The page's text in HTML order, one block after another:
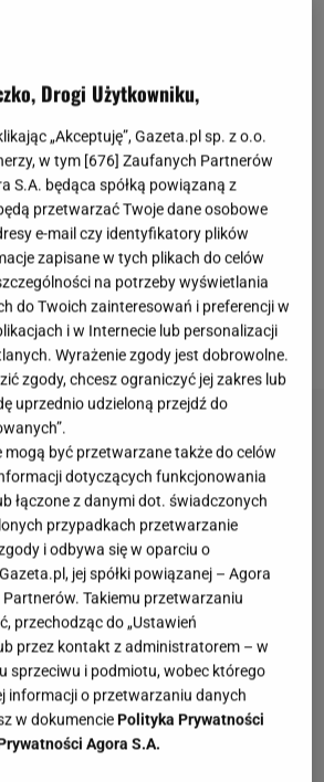
sezonie "
widzowie dobrze go znali
doprowadziłAnnę Muchę
z Anną i Robertem
piłkarza miała okazję
Rafałem Maserakiem. Obecnie
bachata - jest wielką pasją
często pokazuje nagrania,
swoje umiejętności. Co myśli
Drogi Użytkowniku,
„Akceptuję”, Gazeta.pl sp. z o.o.
w tym [676] Zaufanych Partnerów
S.A. będąca spółką powiązaną z
przetwarzać Twoje dane osobowe
e-mail czy identyfikatory plików
zapisane w tych plikach do celów
na potrzeby wyświetlania
do Twoich zainteresowań i preferencji w
i w Internecie lub personalizacji
Wyrażenie zgody jest dobrowolne.
zgody, chcesz ograniczyć jej zakres lub
uprzednio udzieloną przejdź do
mogą być przetwarzane także do celów
dotyczących funkcjonowania
łączone z danymi dot. świadczonych
przypadkach przetwarzanie
i odbywa się w oparciu o
jej spółki powiązanej – Agora
Takiemu przetwarzaniu
przechodząc do „Ustawień
przez kontakt z administratorem – w
sprzeciwu i podmiotu, wobec którego
informacji o przetwarzaniu danych
w dokumenciePolityka Prywatności
Agora S.A.